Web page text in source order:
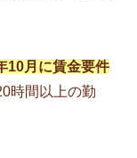
10月に賃金要件
時間以上の勤